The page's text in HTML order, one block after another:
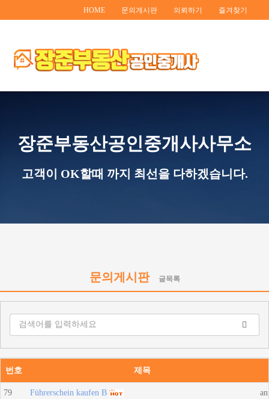
HOME 문의게시판 의뢰하기 즐겨찾기
장준부동산공인중개사사무소
고객이 OK할때 까지 최선을 다하겠습니다.
문의게시판 글목록
번호 제목
79 Führerschein kaufen B